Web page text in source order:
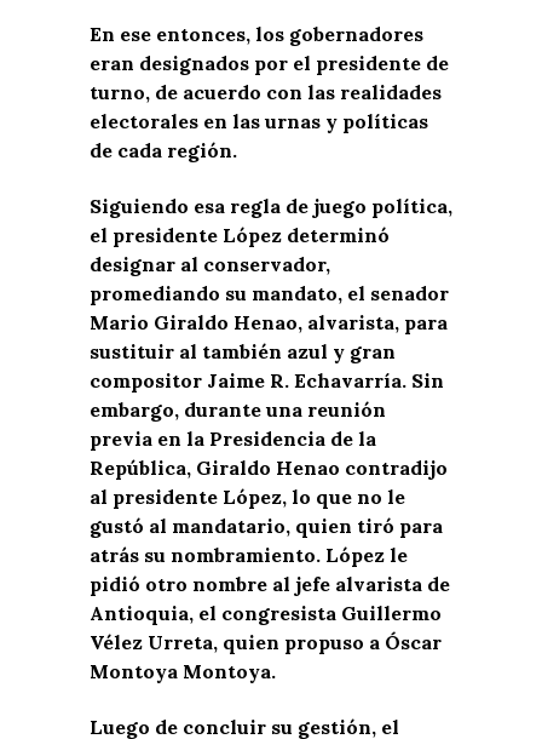
En ese entonces, los gobernadores
eran designados por el presidente de
turno, de acuerdo con las realidades
electorales en las urnas y políticas
de cada región.
Siguiendo esa regla de juego política,
el presidente López determinó
designar al conservador,
promediando su mandato, el senador
Mario Giraldo Henao, alvarista, para
sustituir al también azul y gran
compositor Jaime R. Echavarría. Sin
embargo, durante una reunión
previa en la Presidencia de la
República, Giraldo Henao contradijo
al presidente López, lo que no le
gustó al mandatario, quien tiró para
atrás su nombramiento. López le
pidió otro nombre al jefe alvarista de
Antioquia, el congresista Guillermo
Vélez Urreta, quien propuso a Óscar
Montoya Montoya.
Luego de concluir su gestión, el